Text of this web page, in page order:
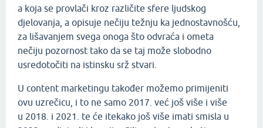
a koja se provlači kroz različite sfere ljudskog
djelovanja, a opisuje nečiju težnju ka jednostavnošću,
za lišavanjem svega onoga što odvraća i ometa
nečiju pozornost tako da se taj može slobodno
usredotočiti na istinsku srž stvari.
U content marketingu također možemo primijeniti
ovu uzrečicu, i to ne samo 2017. već još više i više
u 2018. i 2021. te će itekako još više imati smisla u